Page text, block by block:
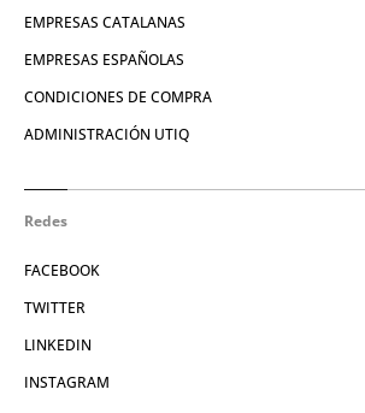
EMPRESAS CATALANAS
EMPRESAS ESPAÑOLAS
CONDICIONES DE COMPRA
ADMINISTRACIÓN UTIQ
Redes
FACEBOOK
TWITTER
LINKEDIN
INSTAGRAM